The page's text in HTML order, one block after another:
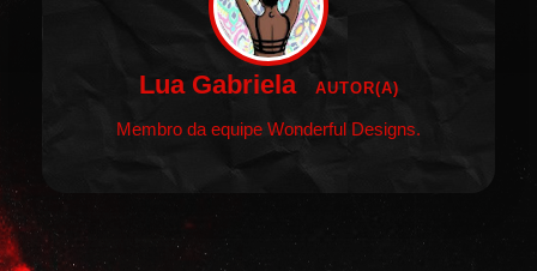
Lua Gabriela AUTOR(A)
Membro da equipe Wonderful Designs.